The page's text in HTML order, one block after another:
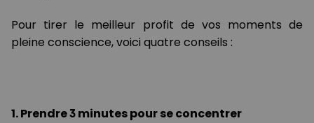
Pour tirer le meilleur profit de vos moments de
pleine conscience, voici quatre conseils :
1. Prendre 3 minutes pour se concentrer